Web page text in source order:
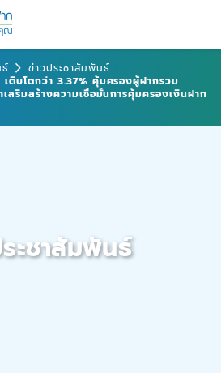
ข่าวประชาสัมพันธ์
ติบโตกว่า 3.37% คุ้มครองผู้ฝากรวม
สริมสร้างความเชื่อมั่นการคุ้มครองเงินฝาก
ะชาสัมพันธ์